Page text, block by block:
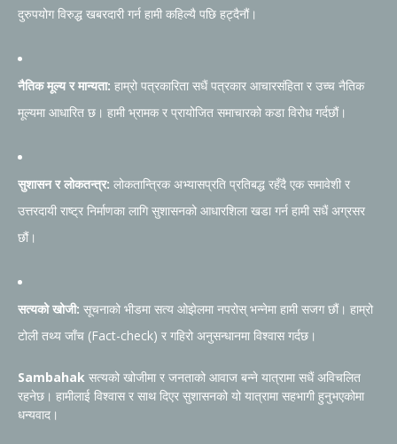
दुरुपयोग विरुद्ध खबरदारी गर्न हामी कहिल्यै पछि हट्दैनौं।
नैतिक मूल्य र मान्यता: हाम्रो पत्रकारिता सधैं पत्रकार आचारसंहिता र उच्च नैतिक
मूल्यमा आधारित छ। हामी भ्रामक र प्रायोजित समाचारको कडा विरोध गर्दछौं।
सुशासन र लोकतन्त्र: लोकतान्त्रिक अभ्यासप्रति प्रतिबद्ध रहँदै एक समावेशी र
उत्तरदायी राष्ट्र निर्माणका लागि सुशासनको आधारशिला खडा गर्न हामी सधैं अग्रसर
छौं।
सत्यको खोजी: सूचनाको भीडमा सत्य ओझेलमा नपरोस् भन्नेमा हामी सजग छौं। हाम्रो
टोली तथ्य जाँच (Fact-check) र गहिरो अनुसन्धानमा विश्वास गर्दछ।
Sambahak सत्यको खोजीमा र जनताको आवाज बन्ने यात्रामा सधैं अविचलित
रहनेछ। हामीलाई विश्वास र साथ दिएर सुशासनको यो यात्रामा सहभागी हुनुभएकोमा
धन्यवाद।